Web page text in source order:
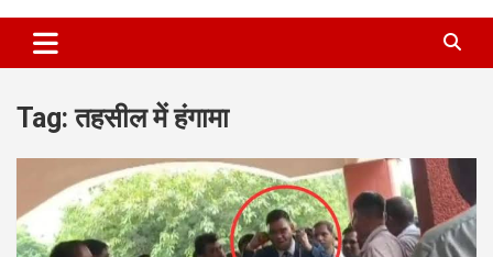
Indian Opinion News
Tag:तहसील में हंगामा